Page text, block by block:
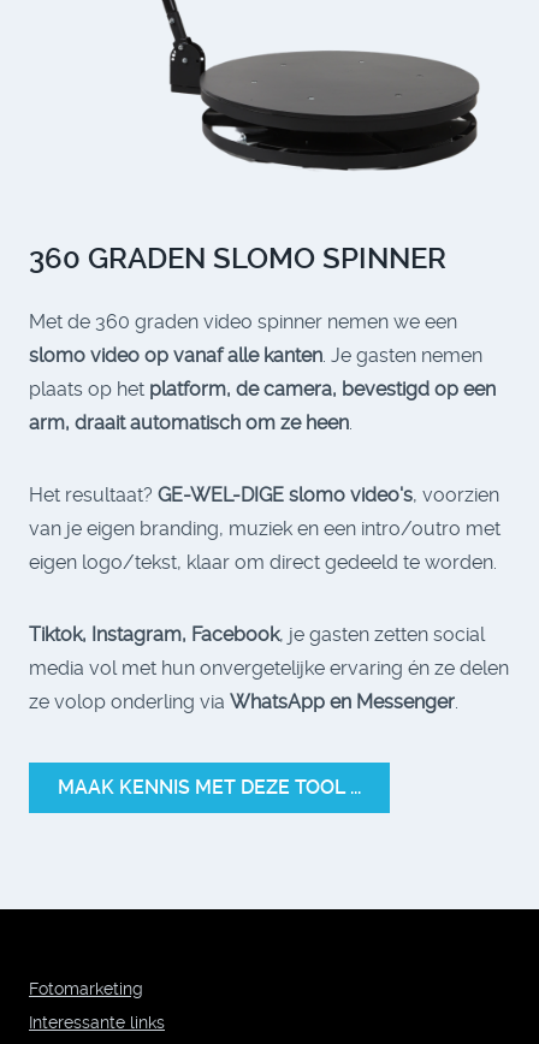
360 GRADEN SLOMO SPINNER
Met de 360 graden video spinner nemen we een
slomo video op vanaf alle kanten. Je gasten nemen
plaats op het platform, de camera, bevestigd op een
arm, draait automatisch om ze heen.
Het resultaat? GE-WEL-DIGE slomo video's, voorzien
van je eigen branding, muziek en een intro/outro met
eigen logo/tekst, klaar om direct gedeeld te worden.
Tiktok, Instagram, Facebook, je gasten zetten social
media vol met hun onvergetelijke ervaring én ze delen
ze volop onderling via WhatsApp en Messenger.
MAAK KENNIS MET DEZE TOOL ...
Fotomarketing
Interessante links